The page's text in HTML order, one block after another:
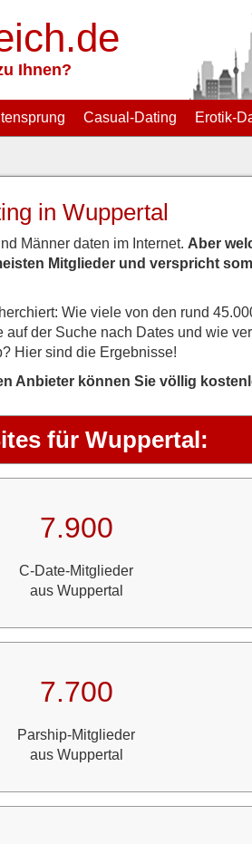
Ihnen?
Casual-Dating Erotik-
in Wuppertal
Männer daten im Internet. Aber
Mitglieder und verspricht
Wie viele von den rund
auf der Suche nach Dates und wie
Hier sind die Ergebnisse!
Anbieter können Sie völlig
für Wuppertal:
7.900
C-Date-Mitglieder
aus Wuppertal
7.700
Parship-Mitglieder
aus Wuppertal